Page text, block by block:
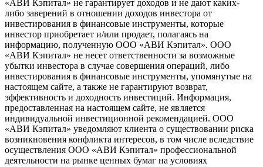
«АВИ Кэпитал» не гарантирует доходов и не дают каких-
либо заверений в отношении доходов инвестора от
инвестирования в финансовые инструменты, которые
инвестор приобретает и/или продает, полагаясь на
информацию, полученную ООО «АВИ Кэпитал». ООО
«АВИ Кэпитал» не несет ответственности за возможные
убытки инвестора в случае совершения операций, либо
инвестирования в финансовые инструменты, упомянутые на
настоящем сайте, а также не гарантируют возврат,
эффективность и доходность инвестиций. Информация,
предоставленная на настоящем сайте, не является
индивидуальной инвестиционной рекомендацией. ООО
«АВИ Кэпитал» уведомляют клиента о существовании риска
возникновения конфликта интересов, в том числе вследствие
осуществления ООО «АВИ Кэпитал» профессиональной
деятельности на рынке ценных бумаг на условиях